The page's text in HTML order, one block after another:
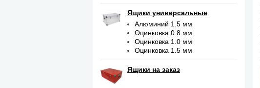
Ящики универсальные
Алюминий 1.5 мм
Оцинковка 0.8 мм
Оцинковка 1.0 мм
Оцинковка 1.5 мм
Ящики на заказ